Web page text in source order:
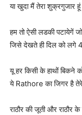
या खुदा मैं तेरा शुक्रगुजार
हम तो ऐसी लडकी पटायेगें
जिसे देखते ही दिल को
यू हर किसी के हाथों बिकने
ये Rathore का जिगर है
राठौर की जूती और राठौर